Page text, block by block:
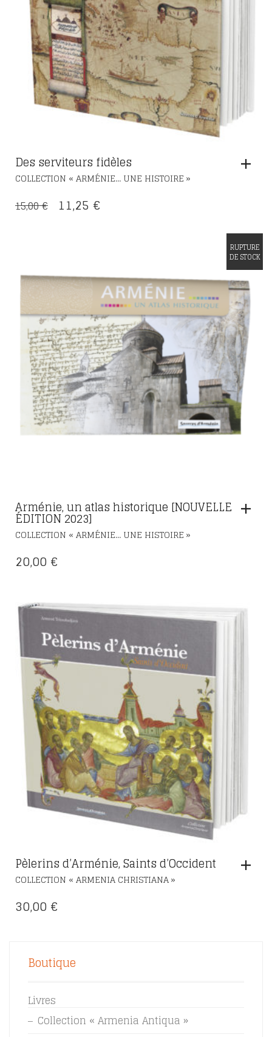
Des serviteurs fidèles
COLLECTION « ARMÉNIE… UNE HISTOIRE »
15,00€ LE
15,00 €.
11,25 €
11,25 €.
RUPTURE
DE STOCK
Arménie, un atlas historique [NOUVELLE
ÉDITION 2023]
COLLECTION « ARMÉNIE… UNE HISTOIRE »
20,00 €
Pèlerins d’Arménie, Saints d’Occident
COLLECTION « ARMENIA CHRISTIANA »
30,00 €
Boutique
Livres
Collection « Armenia Antiqua »